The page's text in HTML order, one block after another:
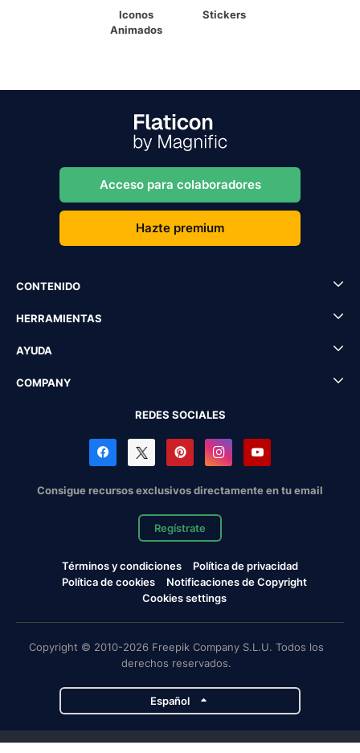
Iconos
Animados
Stickers
Acceso para colaboradores
Hazte premium
CONTENIDO
HERRAMIENTAS
AYUDA
COMPANY
REDES SOCIALES
Consigue recursos exclusivos directamente en tu email
Regístrate
Términos y condiciones
Política de privacidad
Política de cookies
Notificaciones de Copyright
Cookies settings
Copyright © 2010-2026 Freepik Company S.L.U. Todos los
derechos reservados.
Español